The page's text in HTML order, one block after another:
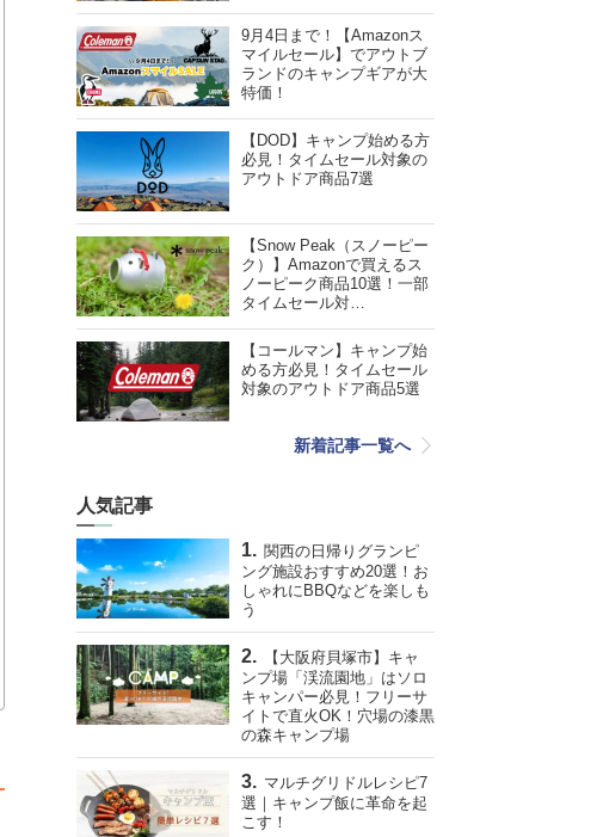
9月4日まで！【Amazonス
マイルセール】でアウトブ
ランドのキャンプギアが大
特価！
【DOD】キャンプ始める方
必見！タイムセール対象の
アウトドア商品7選
【Snow Peak（スノーピー
ク）】Amazonで買えるス
ノーピーク商品10選！一部
タイムセール対…
【コールマン】キャンプ始
める方必見！タイムセール
対象のアウトドア商品5選
新着記事一覧へ
人気記事
関西の日帰りグランピ
ング施設おすすめ20選！お
しゃれにBBQなどを楽しも
う
【大阪府貝塚市】キャ
ンプ場「渓流園地」はソロ
キャンパー必見！フリーサ
イトで直火OK！穴場の漆黒
の森キャンプ場
マルチグリドルレシピ7
選｜キャンプ飯に革命を起
こす！